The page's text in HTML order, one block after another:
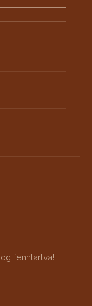
fenntartva! |